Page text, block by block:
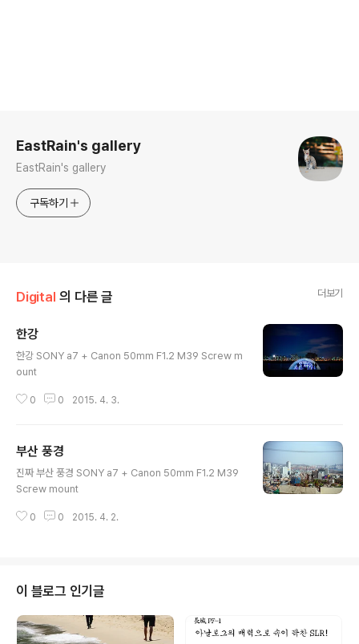
EastRain's gallery
EastRain's gallery
구독하기
Digital 의 다른 글 더보기
한강
한강 SONY a7 + Canon 50mm F1.2 M39 Screw m
ount
0 0 2015. 4. 3.
부산 풍경
진짜 부산 풍경 SONY a7 + Canon 50mm F1.2 M39
Screw mount
0 0 2015. 4. 2.
이 블로그 인기글